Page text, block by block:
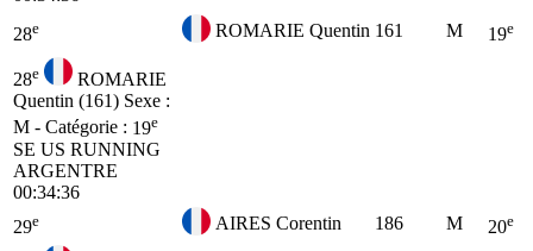
28e ROMARIE Quentin 161 M 19e
28e
ROMARIE
Quentin (161) Sexe :
M - Catégorie : 19e
SE US RUNNING
ARGENTRE
00:34:36
29e AIRES Corentin 186 M 20e